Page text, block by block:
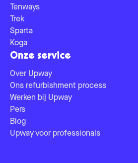
Tenways
Trek
Sparta
Koga
Onze service
Over Upway
Ons refurbishment process
Werken bij Upway
Pers
Blog
Upway voor professionals